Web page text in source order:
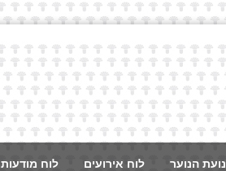
הנוער לוח אירועים לוח מודעות